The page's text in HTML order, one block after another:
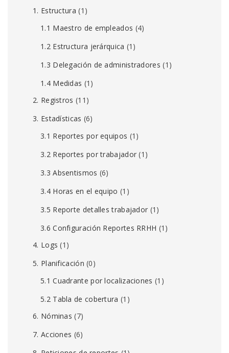
1. Estructura (1)
1.1 Maestro de empleados (4)
1.2 Estructura jerárquica (1)
1.3 Delegación de administradores (1)
1.4 Medidas (1)
2. Registros (11)
3. Estadísticas (6)
3.1 Reportes por equipos (1)
3.2 Reportes por trabajador (1)
3.3 Absentismos (6)
3.4 Horas en el equipo (1)
3.5 Reporte detalles trabajador (1)
3.6 Configuración Reportes RRHH (1)
4. Logs (1)
5. Planificación (0)
5.1 Cuadrante por localizaciones (1)
5.2 Tabla de cobertura (1)
6. Nóminas (7)
7. Acciones (6)